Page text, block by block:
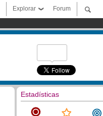
Forum
Explorar
Estadísticas